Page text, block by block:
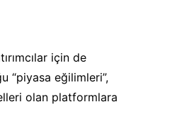
için de
“piyasa eğilimleri”,
olan platformlara